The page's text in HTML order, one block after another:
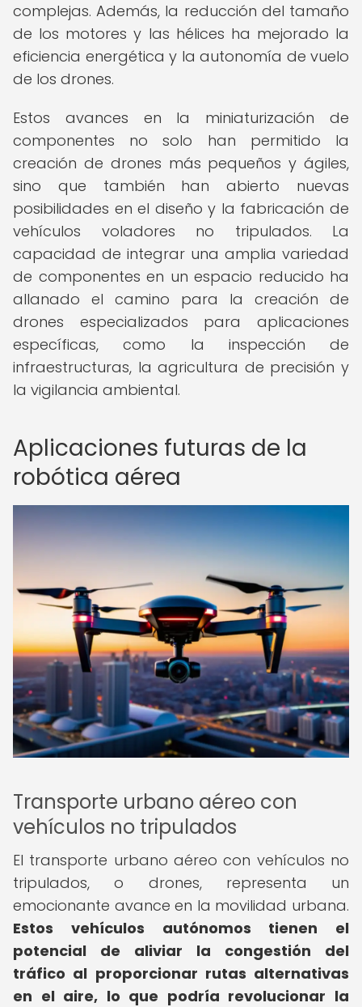
complejas. Además, la reducción del tamaño
de los motores y las hélices ha mejorado la
eficiencia energética y la autonomía de vuelo
de los drones.
Estos avances en la miniaturización de
componentes no solo han permitido la
creación de drones más pequeños y ágiles,
sino que también han abierto nuevas
posibilidades en el diseño y la fabricación de
vehículos voladores no tripulados. La
capacidad de integrar una amplia variedad
de componentes en un espacio reducido ha
allanado el camino para la creación de
drones especializados para aplicaciones
específicas, como la inspección de
infraestructuras, la agricultura de precisión y
la vigilancia ambiental.
Aplicaciones futuras de la
robótica aérea
Transporte urbano aéreo con
vehículos no tripulados
El transporte urbano aéreo con vehículos no
tripulados, o drones, representa un
emocionante avance en la movilidad urbana.
Estos vehículos autónomos tienen el
potencial de aliviar la congestión del
tráfico al proporcionar rutas alternativas
en el aire, lo que podría revolucionar la